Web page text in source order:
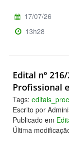
17/07/26
13h28
Edital nº
Profissional
Tags:
Escrito por
Publicado em
Última